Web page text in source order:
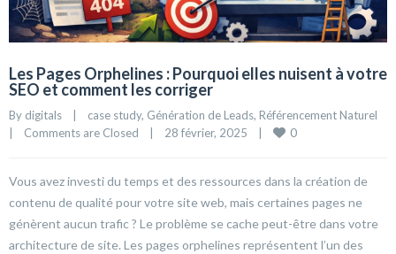
Les Pages Orphelines : Pourquoi elles nuisent à votre
SEO et comment les corriger
By digitals case study, Génération de Leads, Référencement Naturel
Comments are Closed 28 février, 2025 0
Vous avez investi du temps et des ressources dans la création de
contenu de qualité pour votre site web, mais certaines pages ne
génèrent aucun trafic ? Le problème se cache peut-être dans votre
architecture de site. Les pages orphelines représentent l’un des